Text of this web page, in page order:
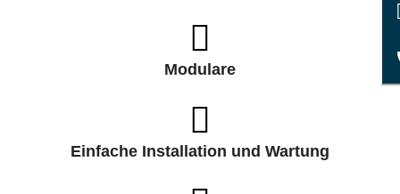
Modulare
Einfache Installation und Wartung